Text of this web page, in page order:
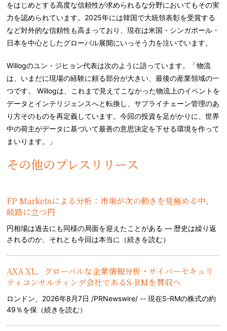
をはじめとする高度な信頼性が求められるな分野においてもその実
力を認められています。2025年には韓国で大統領表彰を受賞する
など対外的な信頼性も高まっており、現在は米国・シンガポール・
日本を中心としたグローバル展開にいっそう力を注いでいます。
Willogのユン・ジヒョン代表は次のように語っています。「物流
は、いまだに現場の経験に頼る部分が大きい、最後の産業領域の一
つです。 Willogは、これまで見えてこなかった物流上のイベントを
データとインテリジェンスへと転換し、サプライチェーン管理のあ
り方そのものを再定義しています。今回の投資を足がかりに、世界
中の荷主がデータに基づいて最善の意思決定を下せる環境を作って
まいります。」
その他のプレスリリース
FP Marketsによる分析：市場が次の動きを見極める中、
岐路に立つ円
円相場は過去にも同様の局面を迎えたことがある — 歴史は繰り返
されるのか、それとも今回は本当に（続きを読む）
AXA XL、グローバルな企業情報分析・サイバーセキュリ
ティコンサルティング会社であるS-RMを買収へ
ロンドン、2026年8月7日 /PRNewswire/ -- 現在S-RMの株式の約
49％を保（続きを読む）